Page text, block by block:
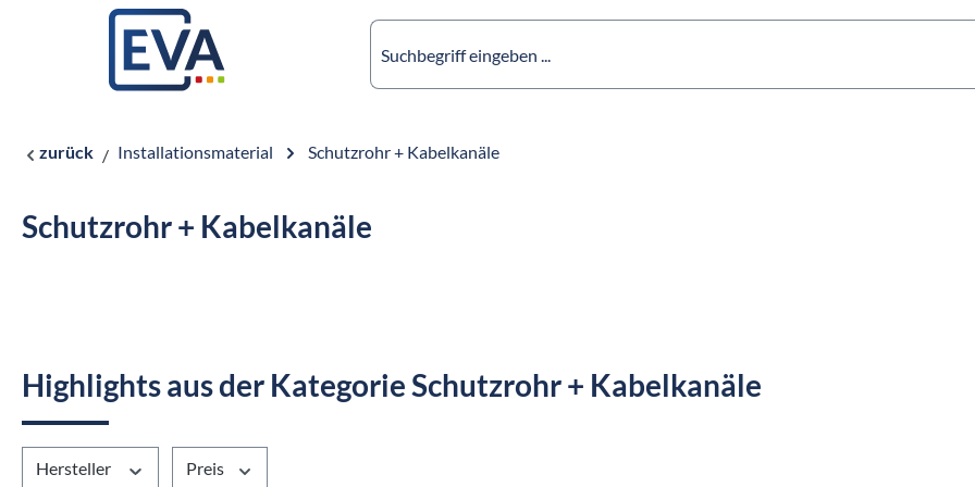
Zur Hauptnavigation springen
zurück Installationsmaterial Schutzrohr + Kabelkanäle
Schutzrohr + Kabelkanäle
Highlights aus der Kategorie Schutzrohr + Kabelkanäle
Hersteller Preis